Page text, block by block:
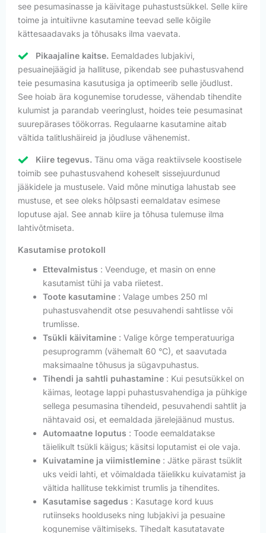
see pesumasinasse ja käivitage puhastustsükkel. Selle kiire
toime ja intuitiivne kasutamine teevad selle kõigile
kättesaadavaks ja tõhusaks ilma vaevata.
Pikaajaline kaitse. Eemaldades lubjakivi,
pesuainejäägid ja hallituse, pikendab see puhastusvahend
teie pesumasina kasutusiga ja optimeerib selle jõudlust.
See hoiab ära kogunemise torudesse, vähendab tihendite
kulumist ja parandab veeringlust, hoides teie pesumasinat
suurepärases töökorras. Regulaarne kasutamine aitab
vältida talitlushäireid ja jõudluse vähenemist.
Kiire tegevus. Tänu oma väga reaktiivsele koostisele
toimib see puhastusvahend koheselt sissejuurdunud
jääkidele ja mustusele. Vaid mõne minutiga lahustab see
mustuse, et see oleks hõlpsasti eemaldatav esimese
loputuse ajal. See annab kiire ja tõhusa tulemuse ilma
lahtivõtmiseta.
Kasutamise protokoll
Ettevalmistus : Veenduge, et masin on enne
kasutamist tühi ja vaba riietest.
Toote kasutamine : Valage umbes 250 ml
puhastusvahendit otse pesuvahendi sahtlisse või
trumlisse.
Tsükli käivitamine : Valige kõrge temperatuuriga
pesuprogramm (vähemalt 60 °C), et saavutada
maksimaalne tõhusus ja sügavpuhastus.
Tihendi ja sahtli puhastamine : Kui pesutsükkel on
käimas, leotage lappi puhastusvahendiga ja pühkige
sellega pesumasina tihendeid, pesuvahendi sahtlit ja
nähtavaid osi, et eemaldada järelejäänud mustus.
Automaatne loputus : Toode eemaldatakse
täielikult tsükli käigus; käsitsi loputamist ei ole vaja.
Kuivatamine ja viimistlemine : Jätke pärast tsüklit
uks veidi lahti, et võimaldada täielikku kuivatamist ja
vältida hallituse tekkimist trumlis ja tihendites.
Kasutamise sagedus : Kasutage kord kuus
rutiinseks hoolduseks ning lubjakivi ja pesuaine
kogunemise vältimiseks. Tihedalt kasutatavate